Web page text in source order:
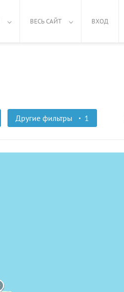
ВЕСЬ САЙТ ВХОД
Другие фильтры 1